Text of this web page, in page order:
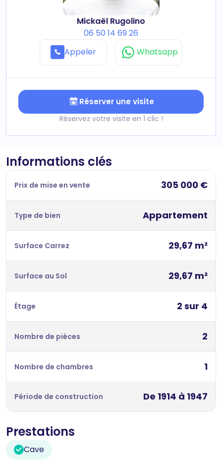
Mickaël Rugolino
06 50 14 69 26
Appeler
Whatsapp
Réserver une visite
Réservez votre visite en 1 clic !
Informations clés
Prix de mise en vente 305 000 €
Type de bien Appartement
Surface Carrez 29,67 m²
Surface au Sol 29,67 m²
Étage 2 sur 4
Nombre de pièces 2
Nombre de chambres 1
Période de construction De 1914 à 1947
Prestations
Cave